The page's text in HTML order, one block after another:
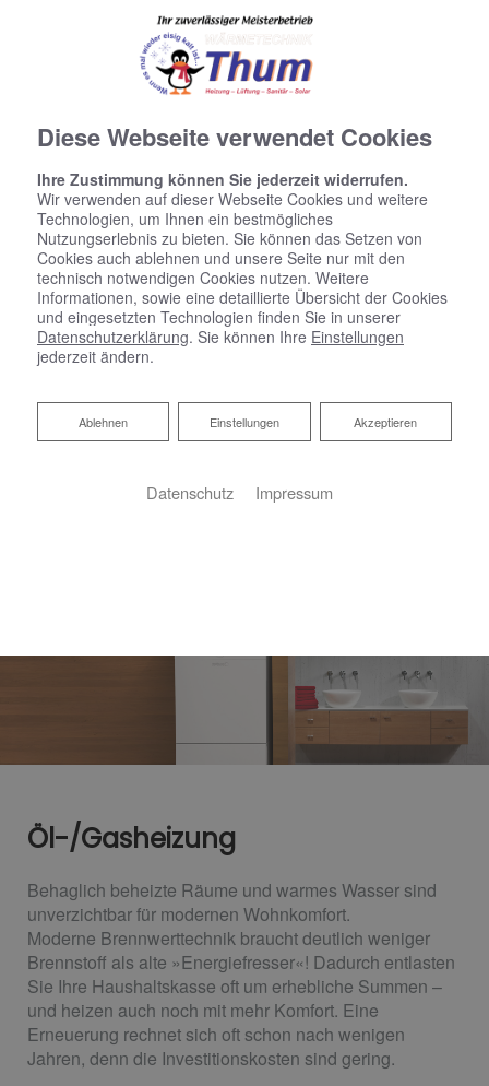
Öl-/Gasheizung
Behaglich beheizte Räume und warmes Wasser sind
unverzichtbar für modernen Wohnkomfort.
Moderne Brennwerttechnik braucht deutlich weniger
Brennstoff als alte »Energiefresser«! Dadurch entlasten
Sie Ihre Haushaltskasse oft um erhebliche Summen –
und heizen auch noch mit mehr Komfort. Eine
Erneuerung rechnet sich oft schon nach wenigen
Jahren, denn die Investitionskosten sind gering.
Diese Webseite verwendet Cookies
Ihre Zustimmung können Sie jederzeit widerrufen.
Wir verwenden auf dieser Webseite Cookies und weitere
Technologien, um Ihnen ein bestmögliches
Nutzungserlebnis zu bieten. Sie können das Setzen von
Cookies auch ablehnen und unsere Seite nur mit den
technisch notwendigen Cookies nutzen. Weitere
Informationen, sowie eine detaillierte Übersicht der Cookies
und eingesetzten Technologien finden Sie in unserer
Datenschutzerklärung. Sie können Ihre Einstellungen
jederzeit ändern.
Akzeptieren
Einstellungen
Ablehnen
Ablehnen
Datenschutz Impressum